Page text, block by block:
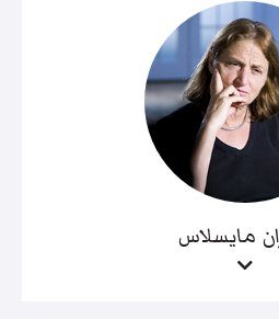
مايسلاس